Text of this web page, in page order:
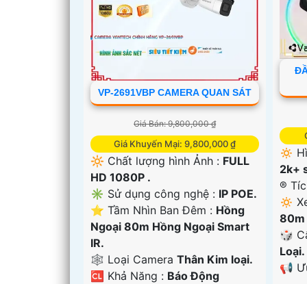
VP-2691VBP CAMERA QUAN SÁT
Giá Bán: 9,800,000 ₫
Giá Khuyến Mại: 9,800,000 ₫
🔆 Chất lượng hình Ảnh : FULL
HD 1080P .
✳️ Sử dụng công nghệ : IP POE.
⭐ Tầm Nhìn Ban Đêm : Hồng
Ngoại 80m Hồng Ngoại Smart
IR.
🕸️ Loại Camera Thân Kim loại.
️🆑 Khả Năng : Báo Động
🔅
2k+
®️
🔅
80m
🎲
Loại.
️📢